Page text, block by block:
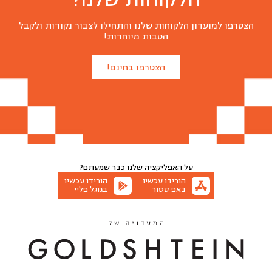
הצטרפו למועדון הלקוחות שלנו והתחילו לצבור נקודות ולקבל
הטבות מיוחדות!
הצטרפו בחינם!
על האפליקציה שלנו כבר שמעתם?
הורידו עכשיו
באפ סטור
הורידו עכשיו
בגוגל פליי